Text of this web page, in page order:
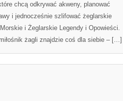
chcą odkrywać akweny, planować
i jednocześnie szlifować żeglarskie
i Żeglarskie Legendy i Opowieści.
żagli znajdzie coś dla siebie – […]